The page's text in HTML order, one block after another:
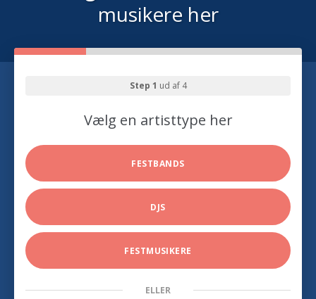
musikere her
Step 1 ud af 4
Vælg en artisttype her
FESTBANDS
DJS
FESTMUSIKERE
ELLER